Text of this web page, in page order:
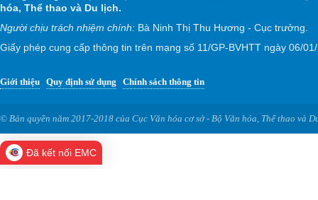
hóa, Thể thao và Du lịch.
Người chịu trách nhiệm chính: Bà Ninh Thị Thu Hương - Cục trưởng.
Giấy phép cung cấp thông tin trên mạng số 11/GP-BVHTT ngày 06/
Giới thiệu Quy định sử dụng Chính sách thông tin
© Bản quyền năm 2017-2018 của Cục Văn hóa cơ sở - Bộ Văn hóa, Thể thao và
Đã kết nối EMC